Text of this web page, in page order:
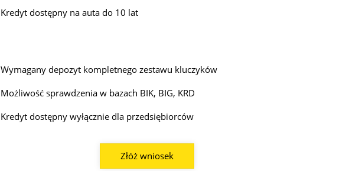
Kredyt dostępny na auta do 10 lat
Wymagany depozyt kompletnego zestawu kluczyków
Możliwość sprawdzenia w bazach BIK, BIG, KRD
Kredyt dostępny wyłącznie dla przedsiębiorców
Złóż wniosek